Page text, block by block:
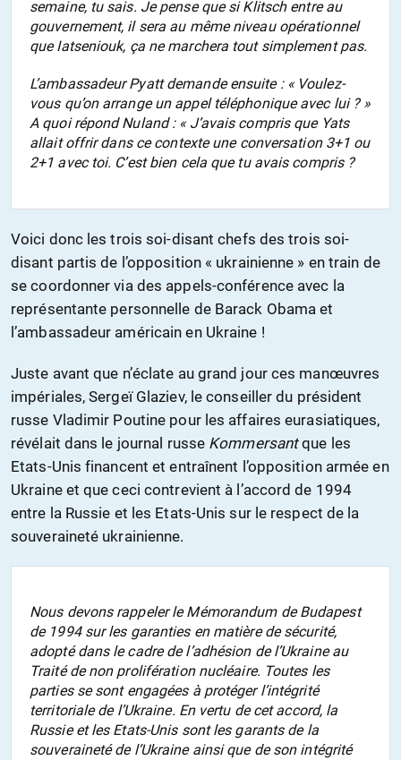
semaine, tu sais. Je pense que si Klitsch entre au
gouvernement, il sera au même niveau opérationnel
que Iatseniouk, ça ne marchera tout simplement pas.
L’ambassadeur Pyatt demande ensuite : « Voulez-
vous qu’on arrange un appel téléphonique avec lui ? »
A quoi répond Nuland : « J’avais compris que Yats
allait offrir dans ce contexte une conversation 3+1 ou
2+1 avec toi. C’est bien cela que tu avais compris ?
Voici donc les trois soi-disant chefs des trois soi-
disant partis de l’opposition « ukrainienne » en train de
se coordonner via des appels-conférence avec la
représentante personnelle de Barack Obama et
l’ambassadeur américain en Ukraine !
Juste avant que n’éclate au grand jour ces manœuvres
impériales, Sergeï Glaziev, le conseiller du président
russe Vladimir Poutine pour les affaires eurasiatiques,
révélait dans le journal russe Kommersantque les
Etats-Unis financent et entraînent l’opposition armée en
Ukraine et que ceci contrevient à l’accord de 1994
entre la Russie et les Etats-Unis sur le respect de la
souveraineté ukrainienne.
Nous devons rappeler le Mémorandum de Budapest
de 1994 sur les garanties en matière de sécurité,
adopté dans le cadre de l’adhésion de l’Ukraine au
Traité de non prolifération nucléaire. Toutes les
parties se sont engagées à protéger l’intégrité
territoriale de l’Ukraine. En vertu de cet accord, la
Russie et les Etats-Unis sont les garants de la
souveraineté de l’Ukraine ainsi que de son intégrité